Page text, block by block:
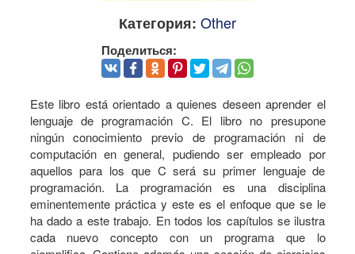
Категория: Other
Поделиться:
Este libro está orientado a quienes deseen aprender el
lenguaje de programación C. El libro no presupone
ningún conocimiento previo de programación ni de
computación en general, pudiendo ser empleado por
aquellos para los que C será su primer lenguaje de
programación. La programación es una disciplina
eminentemente práctica y este es el enfoque que se le
ha dado a este trabajo. En todos los capítulos se ilustra
cada nuevo concepto con un programa que lo